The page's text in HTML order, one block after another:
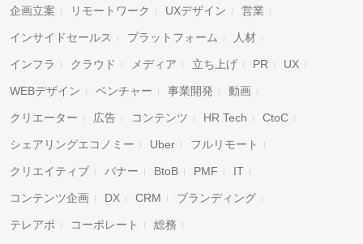
企画立案 リモートワーク UXデザイン 営業
インサイドセールス プラットフォーム 人材
インフラ クラウド メディア 立ち上げ PR UX
WEBデザイン ベンチャー 事業開発 動画
クリエーター 広告 コンテンツ HR Tech CtoC
シェアリングエコノミー Uber フルリモート
クリエイティブ バナー BtoB PMF IT
コンテンツ企画 DX CRM ブランディング
テレアポ コーポレート 総務